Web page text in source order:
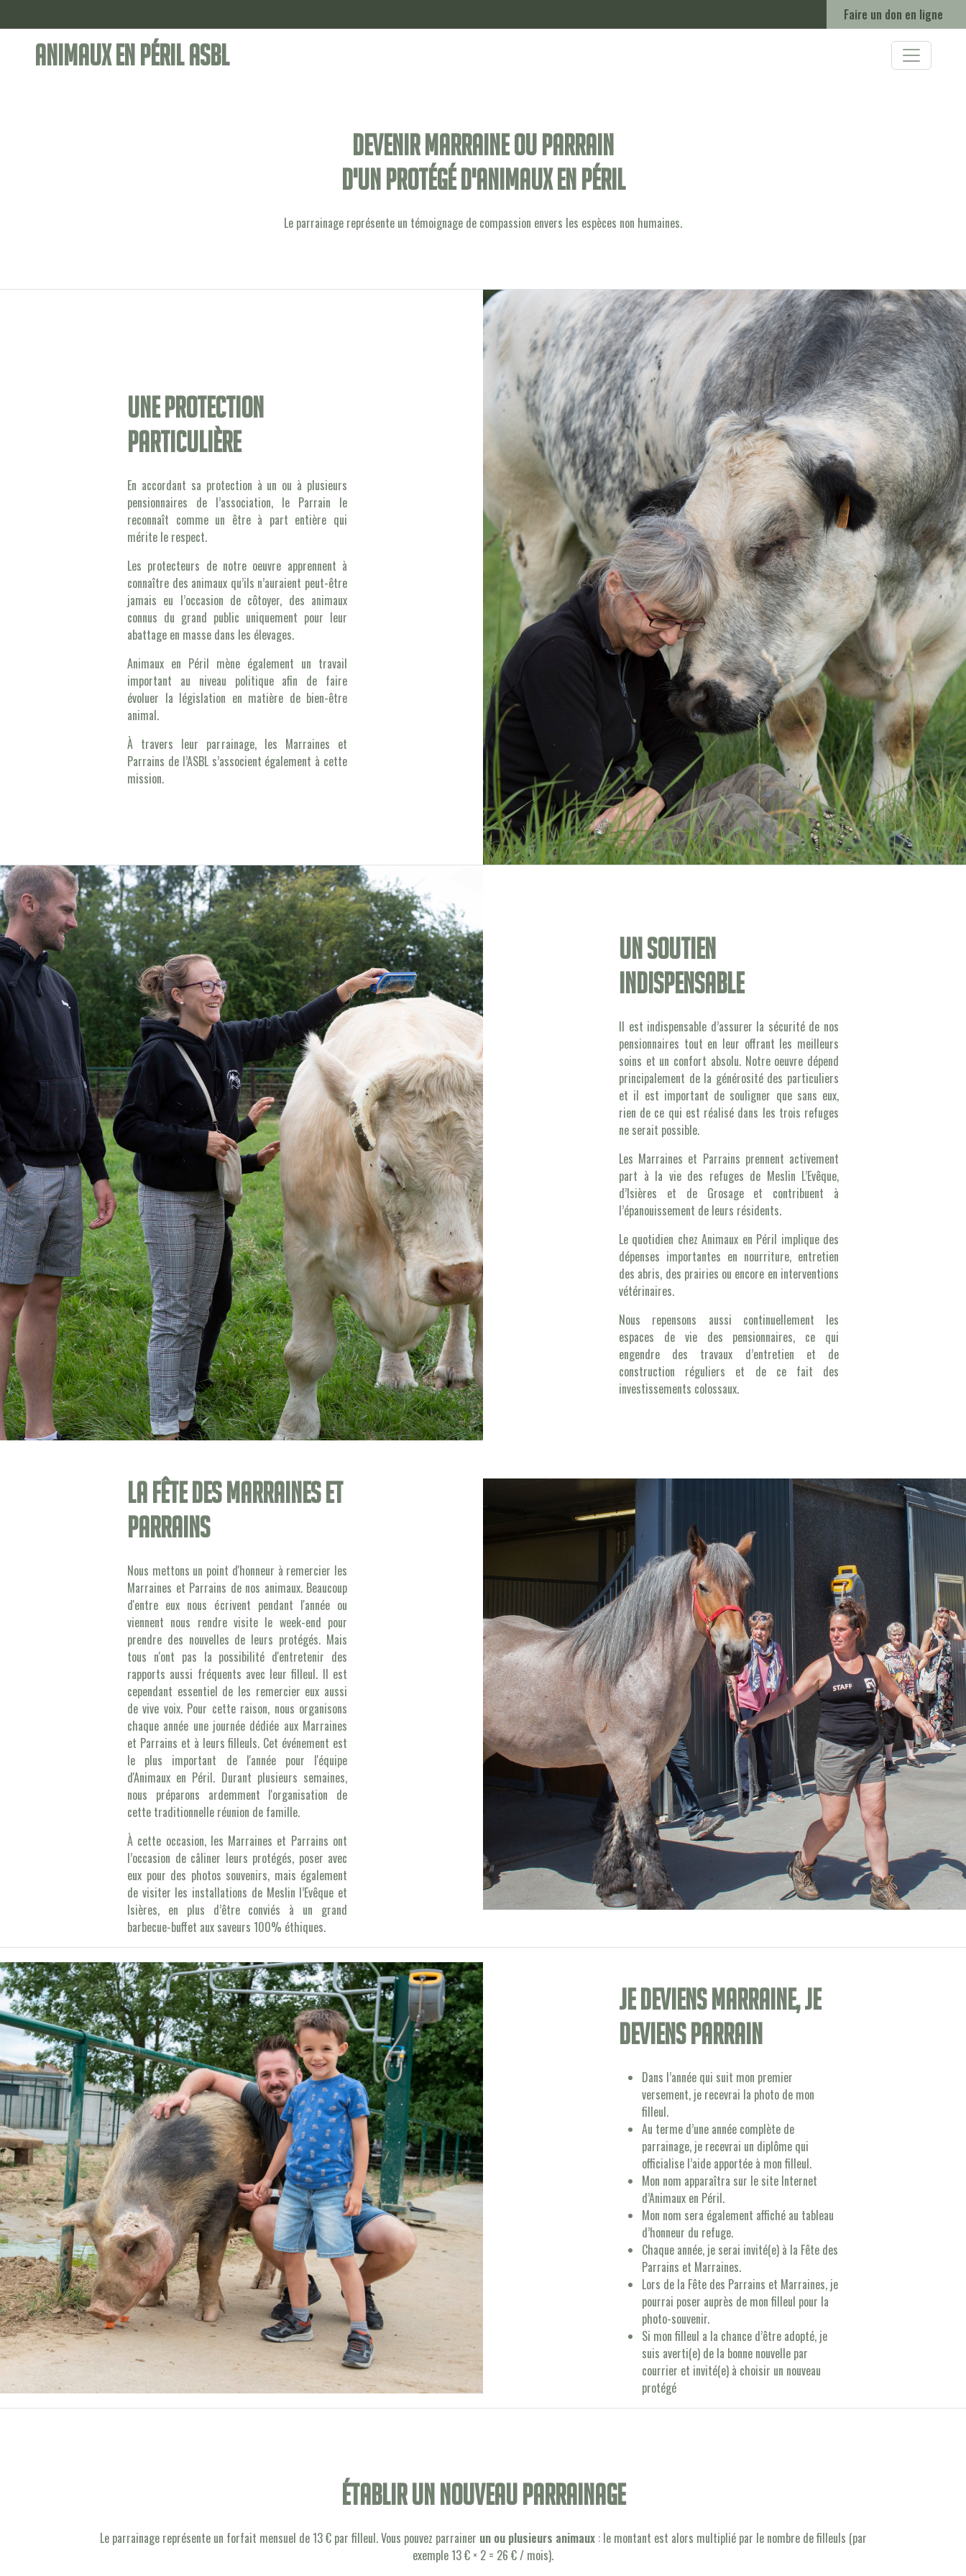
Faire un don en ligne
Animaux en Péril ASBL
Devenir marraine ou parrain
d'un protégé d'animaux en péril
Le parrainage représente un témoignage de compassion envers les espèces non humaines.
Une protection
particulière
En accordant sa protection à un ou à plusieurs
pensionnaires de l’association, le Parrain le
reconnaît comme un être à part entière qui
mérite le respect.
Les protecteurs de notre oeuvre apprennent à
connaître des animaux qu’ils n’auraient peut-être
jamais eu l’occasion de côtoyer, des animaux
connus du grand public uniquement pour leur
abattage en masse dans les élevages.
Animaux en Péril mène également un travail
important au niveau politique afin de faire
évoluer la législation en matière de bien-être
animal.
À travers leur parrainage, les Marraines et
Parrains de l’ASBL s’associent également à cette
mission.
Un soutien
indispensable
Il est indispensable d’assurer la sécurité de nos
pensionnaires tout en leur offrant les meilleurs
soins et un confort absolu. Notre oeuvre dépend
principalement de la générosité des particuliers
et il est important de souligner que sans eux,
rien de ce qui est réalisé dans les trois refuges
ne serait possible.
Les Marraines et Parrains prennent activement
part à la vie des refuges de Meslin L’Evêque,
d’Isières et de Grosage et contribuent à
l’épanouissement de leurs résidents.
Le quotidien chez Animaux en Péril implique des
dépenses importantes en nourriture, entretien
des abris, des prairies ou encore en interventions
vétérinaires.
Nous repensons aussi continuellement les
espaces de vie des pensionnaires, ce qui
engendre des travaux d’entretien et de
construction réguliers et de ce fait des
investissements colossaux.
La fête des marraines et
parrains
Nous mettons un point d'honneur à remercier les
Marraines et Parrains de nos animaux. Beaucoup
d'entre eux nous écrivent pendant l'année ou
viennent nous rendre visite le week-end pour
prendre des nouvelles de leurs protégés. Mais
tous n'ont pas la possibilité d'entretenir des
rapports aussi fréquents avec leur filleul. Il est
cependant essentiel de les remercier eux aussi
de vive voix. Pour cette raison, nous organisons
chaque année une journée dédiée aux Marraines
et Parrains et à leurs filleuls. Cet événement est
le plus important de l'année pour l'équipe
d'Animaux en Péril. Durant plusieurs semaines,
nous préparons ardemment l'organisation de
cette traditionnelle réunion de famille.
À cette occasion, les Marraines et Parrains ont
l’occasion de câliner leurs protégés, poser avec
eux pour des photos souvenirs, mais également
de visiter les installations de Meslin l’Evêque et
Isières, en plus d’être conviés à un grand
barbecue-buffet aux saveurs 100% éthiques.
Je deviens Marraine, je
deviens Parrain
Dans l’année qui suit mon premier
versement, je recevrai la photo de mon
filleul.
Au terme d’une année complète de
parrainage, je recevrai un diplôme qui
officialise l’aide apportée à mon filleul.
Mon nom apparaîtra sur le site Internet
d’Animaux en Péril.
Mon nom sera également affiché au tableau
d’honneur du refuge.
Chaque année, je serai invité(e) à la Fête des
Parrains et Marraines.
Lors de la Fête des Parrains et Marraines, je
pourrai poser auprès de mon filleul pour la
photo-souvenir.
Si mon filleul a la chance d’être adopté, je
suis averti(e) de la bonne nouvelle par
courrier et invité(e) à choisir un nouveau
protégé
établir un nouveau parrainage
Le parrainage représente un forfait mensuel de 13 € par filleul. Vous pouvez parrainer un ou plusieurs animaux: le montant est alors multiplié par le nombre de filleuls (par
exemple 13 € × 2 = 26 € / mois).